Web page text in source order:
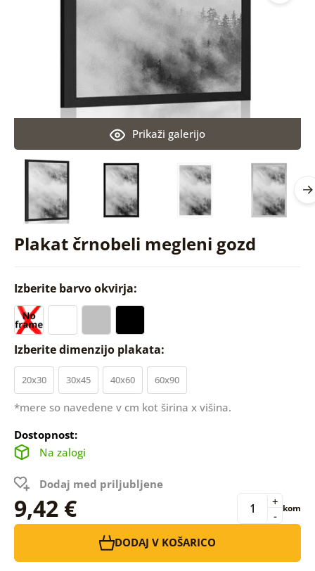
Plakat črnobeli megleni gozd
Prikaži galerijo
Izberite barvo okvirja:
Izberite dimenzijo plakata:
20x30 30x45 40x60 60x90
*mere so navedene v cm kot širina x višina.
Dostopnost:
Na zalogi
Dodaj med priljubljene
9,42 € -
+ kom
DODAJ V KOŠARICO